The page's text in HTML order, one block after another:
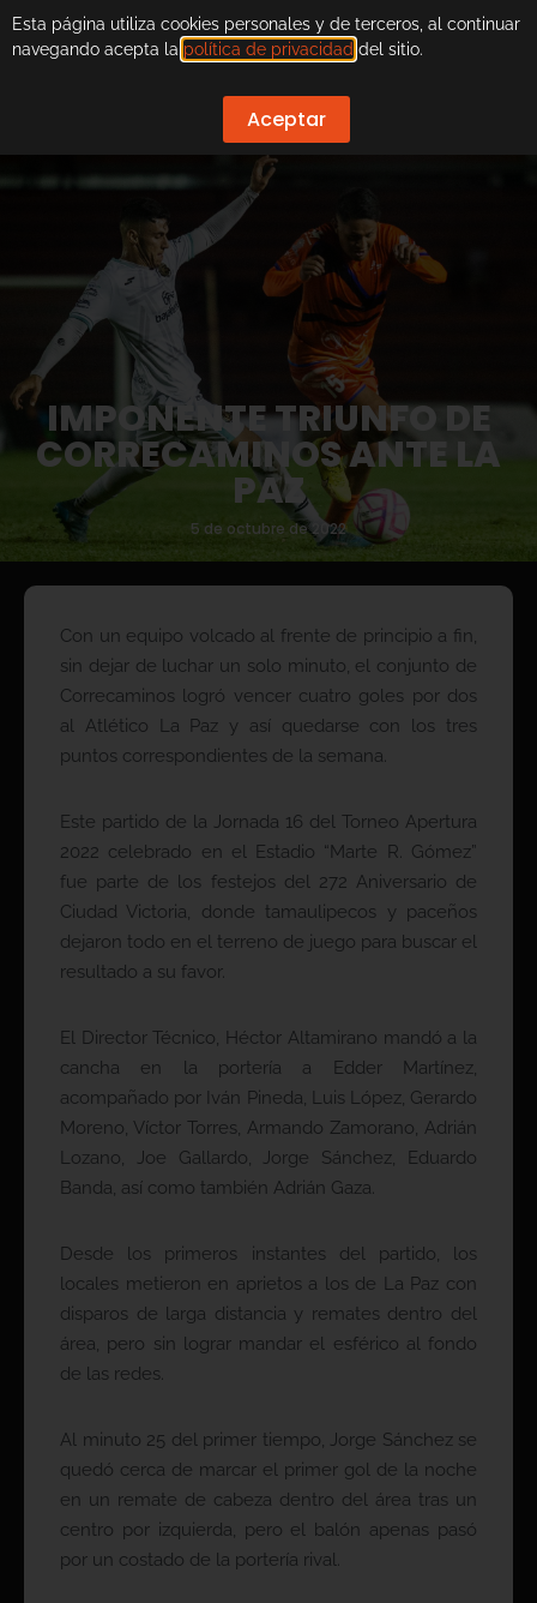
IMPONENTE TRIUNFO DE
CORRECAMINOS ANTE LA
PAZ
5 de octubre de 2022
Con un equipo volcado al frente de principio a fin,
sin dejar de luchar un solo minuto, el conjunto de
Correcaminos logró vencer cuatro goles por dos
al Atlético La Paz y así quedarse con los tres
puntos correspondientes de la semana.
Este partido de la Jornada 16 del Torneo Apertura
2022 celebrado en el Estadio “Marte R. Gómez”
fue parte de los festejos del 272 Aniversario de
Ciudad Victoria, donde tamaulipecos y paceños
dejaron todo en el terreno de juego para buscar el
resultado a su favor.
El Director Técnico, Héctor Altamirano mandó a la
cancha en la portería a Edder Martínez,
acompañado por Iván Pineda, Luis López, Gerardo
Moreno, Víctor Torres, Armando Zamorano, Adrián
Lozano, Joe Gallardo, Jorge Sánchez, Eduardo
Banda, así como también Adrián Gaza.
Desde los primeros instantes del partido, los
locales metieron en aprietos a los de La Paz con
disparos de larga distancia y remates dentro del
área, pero sin lograr mandar el esférico al fondo
de las redes.
Al minuto 25 del primer tiempo, Jorge Sánchez se
quedó cerca de marcar el primer gol de la noche
en un remate de cabeza dentro del área tras un
centro por izquierda, pero el balón apenas pasó
por un costado de la portería rival.
Esta página utiliza cookies personales y de terceros, al continuar
navegando acepta la política de privacidad del sitio.
Aceptar